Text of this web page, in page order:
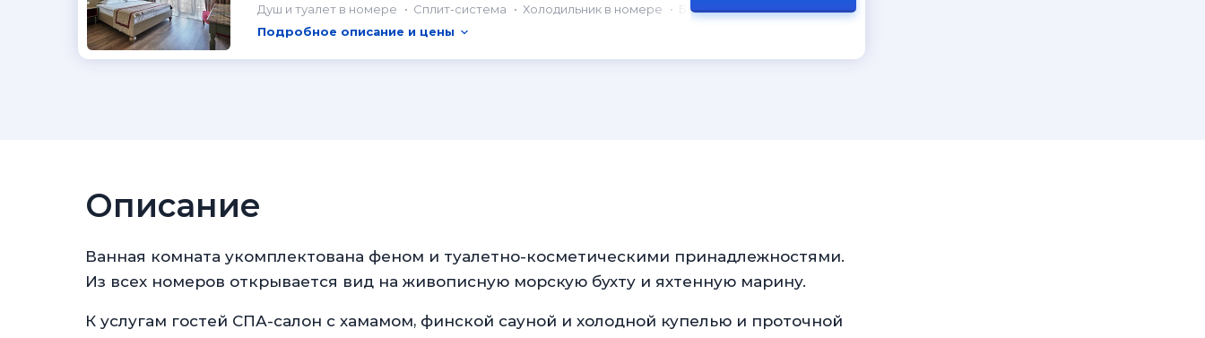
Душ и туалет в номере Сплит-система Холодильник в номере
Балкон
Подробное описание и цены
Описание
Ванная комната укомплектована феном и туалетно-косметическими принадлежностями.
Из всех номеров открывается вид на живописную морскую бухту и яхтенную марину.
К услугам гостей СПА-салон с хамамом, финской сауной и холодной купелью и проточной